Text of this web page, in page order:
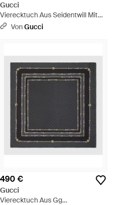
Gucci
Vierecktuch Aus Seidentwill Mit
Flora-Print - Mehrfarbig
VonGucci
490 €
Gucci
Vierecktuch Aus Gg